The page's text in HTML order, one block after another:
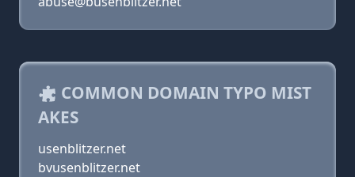
COMMON DOMAIN TYPO MIST
AKES
usenblitzer.net
bvusenblitzer.net